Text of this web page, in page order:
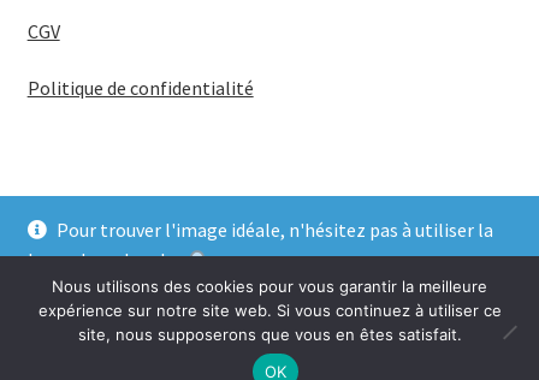
Pour trouver l'image idéale, n'hésitez pas à utiliser la
barre de recherche
Ignorer
CGV
Politique de confidentialité
© BadgeGirl® 2026
Nous utilisons des cookies pour vous garantir la meilleure
expérience sur notre site web. Si vous continuez à utiliser ce
site, nous supposerons que vous en êtes satisfait.
OK